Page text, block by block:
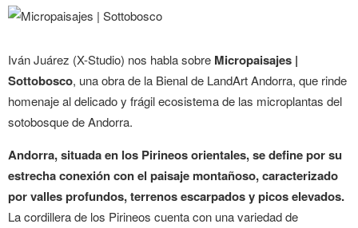
LANDUUM
CONSEJO HONORÍFICO
Iván Juárez (X-Studio) nos habla sobre Micropaisajes |
Sottobosco, una obra de la Bienalde LandArt Andorra, que rinde
homenaje al delicado y frágil ecosistema de las microplantas del
sotobosque de Andorra.
Andorra, situada en los Pirineos orientales, se define por su
estrecha conexión con el paisaje montañoso, caracterizado
por valles profundos, terrenos escarpados y picos elevados.
La cordillera de los Pirineos cuenta con una variedad de